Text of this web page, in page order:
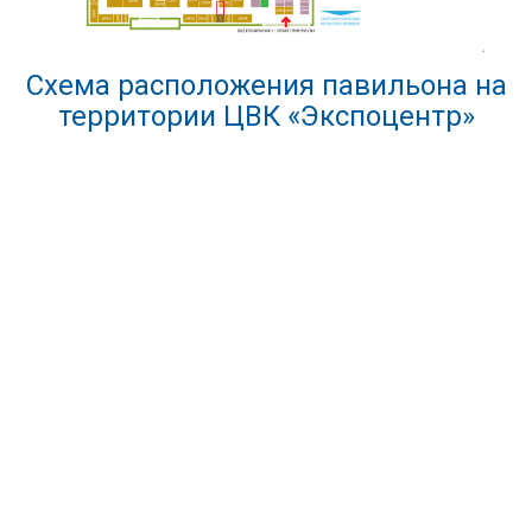
Схема расположения павильона на
территории ЦВК «Экспоцентр»